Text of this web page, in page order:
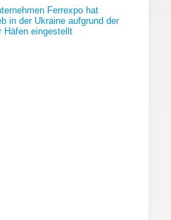
Ferrexpo hat
in der Ukraine aufgrund der
Häfen eingestellt